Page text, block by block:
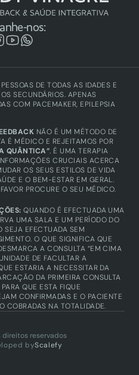
nos:
DE TODAS AS IDADES E
SECUNDÁRIOS. APENAS
COM PACEMAKER, EPILEPSIA
NÃO É UM MÉTODO DE
É MÉDICO E REJEITAMOS POR
QUÂNTICA”. É UMA TERAPIA
CRUCIAIS ACERCA
OS SEUS ESTILOS DE VIDA
E O BEM-ESTAR EM GERAL.
PROCURE O SEU MÉDICO.
QUANDO É EFECTUADA UMA
UMA SALA E UM PERÍODO DO
SEJA EFECTUADA SEM
O QUE SIGNIFICA QUE
A CONSULTA “EM CIMA
DE FACULTAR A
ESTARIA A NECESSITAR DA
DA PRIMEIRA CONSULTA
QUE ESTA FIQUE
CONFIRMADAS E O PACIENTE
COBRADAS NA TOTALIDADE.
reservados
byScalefy